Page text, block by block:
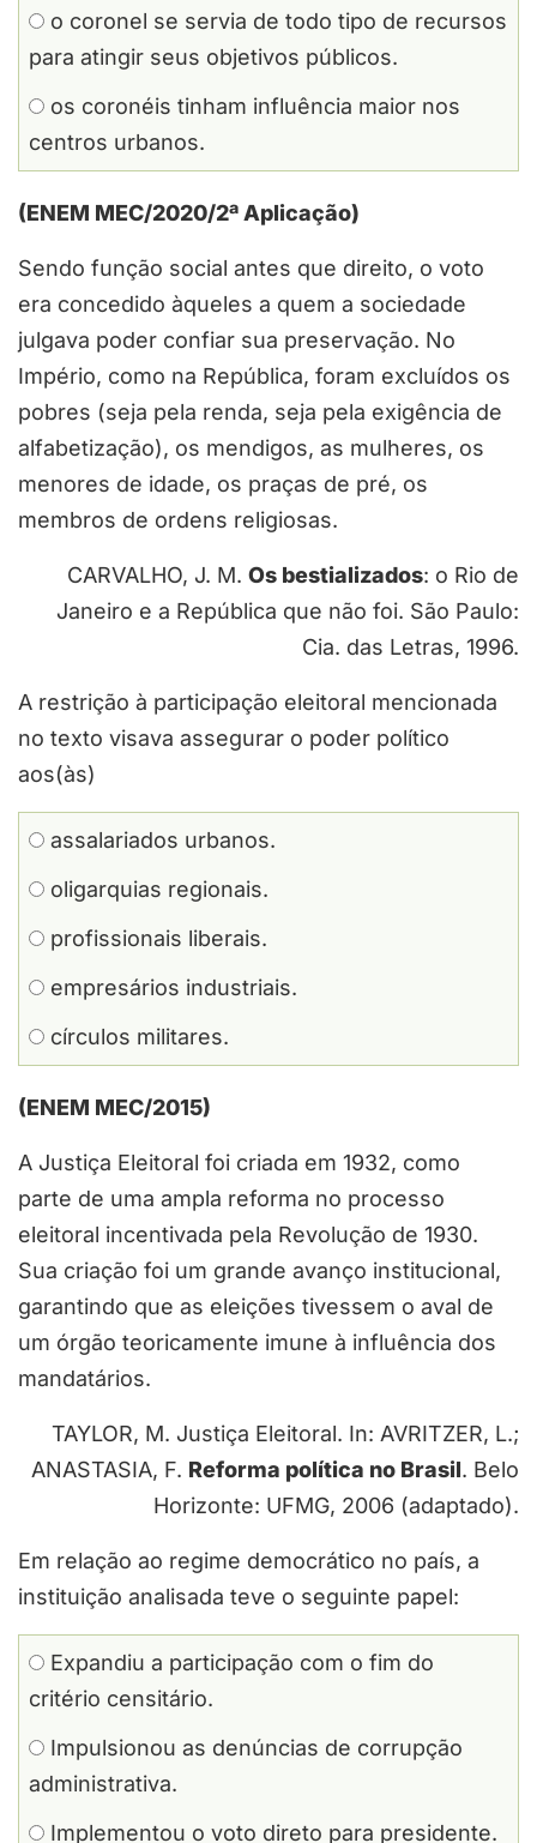
o coronel se servia de todo tipo de recursos
para atingir seus objetivos públicos.
os coronéis tinham influência maior nos
centros urbanos.
(ENEM MEC/2020/2ª Aplicação)
Sendo função social antes que direito, o voto
era concedido àqueles a quem a sociedade
julgava poder confiar sua preservação. No
Império, como na República, foram excluídos os
pobres (seja pela renda, seja pela exigência de
alfabetização), os mendigos, as mulheres, os
menores de idade, os praças de pré, os
membros de ordens religiosas.
CARVALHO, J. M. Os bestializados: o Rio de
Janeiro e a República que não foi. São Paulo:
Cia. das Letras, 1996.
A restrição à participação eleitoral mencionada
no texto visava assegurar o poder político
aos(às)
assalariados urbanos.
oligarquias regionais.
profissionais liberais.
empresários industriais.
círculos militares.
(ENEM MEC/2015)
A Justiça Eleitoral foi criada em 1932, como
parte de uma ampla reforma no processo
eleitoral incentivada pela Revolução de 1930.
Sua criação foi um grande avanço institucional,
garantindo que as eleições tivessem o aval de
um órgão teoricamente imune à influência dos
mandatários.
TAYLOR, M. Justiça Eleitoral. In: AVRITZER, L.;
ANASTASIA, F. Reforma política no Brasil. Belo
Horizonte: UFMG, 2006 (adaptado).
Em relação ao regime democrático no país, a
instituição analisada teve o seguinte papel:
Expandiu a participação com o fim do
critério censitário.
Impulsionou as denúncias de corrupção
administrativa.
Implementou o voto direto para presidente.